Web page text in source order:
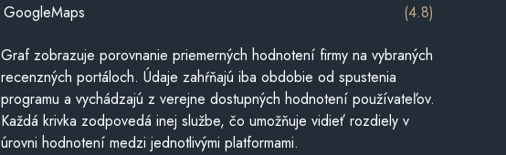
GoogleMaps (4.8)
Graf zobrazuje porovnanie priemerných hodnotení firmy na vybraných
recenzných portáloch. Údaje zahŕňajú iba obdobie od spustenia
programu a vychádzajú z verejne dostupných hodnotení používateľov.
Každá krivka zodpovedá inej službe, čo umožňuje vidieť rozdiely v
úrovni hodnotení medzi jednotlivými platformami.